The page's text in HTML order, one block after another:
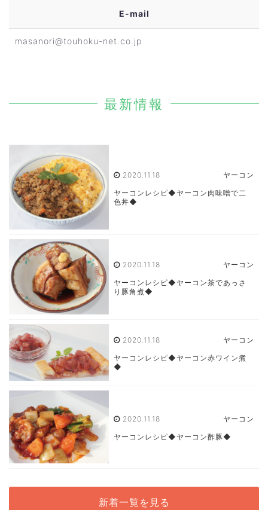
E-mail
masanori@touhoku-net.co.jp
最新情報
2020.11.18
ヤーコン
ヤーコンレシピ◆ヤーコン肉味噌で二
色丼◆
2020.11.18
ヤーコン
ヤーコンレシピ◆ヤーコン茶であっさ
り豚角煮◆
2020.11.18
ヤーコン
ヤーコンレシピ◆ヤーコン赤ワイン煮
◆
2020.11.18
ヤーコン
ヤーコンレシピ◆ヤーコン酢豚◆
新着一覧を見る